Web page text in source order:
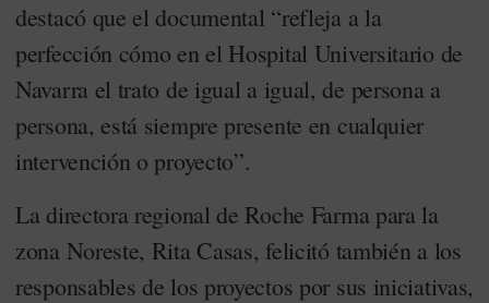
destacó que el documental “refleja a la
perfección cómo en el Hospital Universitario de
Navarra el trato de igual a igual, de persona a
persona, está siempre presente en cualquier
intervención o proyecto”.
La directora regional de Roche Farma para la
zona Noreste, Rita Casas, felicitó también a los
responsables de los proyectos por sus iniciativas,